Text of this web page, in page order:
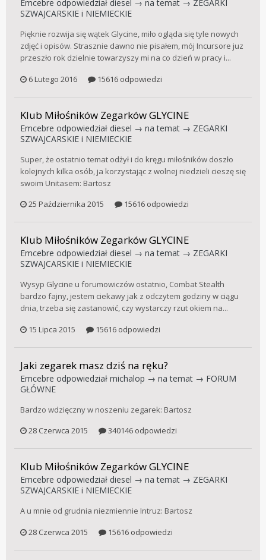
Emcebre odpowiedział diesel → na temat → ZEGARKI
SZWAJCARSKIE i NIEMIECKIE
Pięknie rozwija się wątek Glycine, miło ogląda się tyle nowych
zdjęć i opisów. Strasznie dawno nie pisałem, mój Incursore juz
przeszło rok dzielnie towarzyszy mi na co dzień w pracy i...
6 Lutego 2016
15616 odpowiedzi
Klub Miłośników Zegarków GLYCINE
Emcebre odpowiedział diesel → na temat → ZEGARKI
SZWAJCARSKIE i NIEMIECKIE
Super, że ostatnio temat odżył i do kręgu miłośników doszło
kolejnych kilka osób, ja korzystając z wolnej niedzieli cieszę się
swoim Unitasem: Bartosz
25 Października 2015
15616 odpowiedzi
Klub Miłośników Zegarków GLYCINE
Emcebre odpowiedział diesel → na temat → ZEGARKI
SZWAJCARSKIE i NIEMIECKIE
Wysyp Glycine u forumowiczów ostatnio, Combat Stealth
bardzo fajny, jestem ciekawy jak z odczytem godziny w ciągu
dnia, trzeba się zastanowić, czy wystarczy rzut okiem na...
15 Lipca 2015
15616 odpowiedzi
Jaki zegarek masz dziś na ręku?
Emcebre odpowiedział michalop → na temat → FORUM
GŁÓWNE
Bardzo wdzięczny w noszeniu zegarek: Bartosz
28 Czerwca 2015
340146 odpowiedzi
Klub Miłośników Zegarków GLYCINE
Emcebre odpowiedział diesel → na temat → ZEGARKI
SZWAJCARSKIE i NIEMIECKIE
A u mnie od grudnia niezmiennie Intruz: Bartosz
28 Czerwca 2015
15616 odpowiedzi